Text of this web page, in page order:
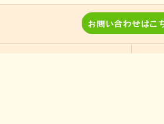
お問い合わせはこ
音楽教室 Pパラダイスとは？